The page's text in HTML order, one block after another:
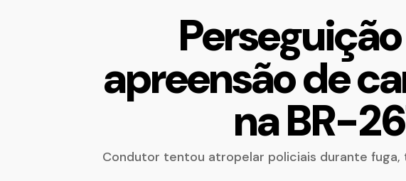
apreensão de
na BR-
Condutor tentou atropelar policiais durante